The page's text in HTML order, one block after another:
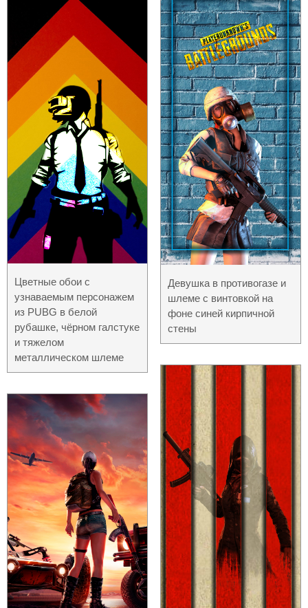
Цветные обои с
узнаваемым персонажем
из PUBG в белой
рубашке, чёрном галстуке
и тяжелом
металлическом шлеме
Девушка в противогазе и
шлеме с винтовкой на
фоне синей кирпичной
стены